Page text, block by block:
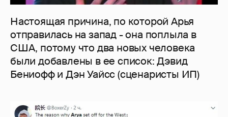
Настоящая причина, по которой Арья
отправилась на запад - она поплыла в
США, потому что два новых человека
были добавлены в ее список: Дэвид
Бениофф и Дэн Уайсс (сценаристы ИП)